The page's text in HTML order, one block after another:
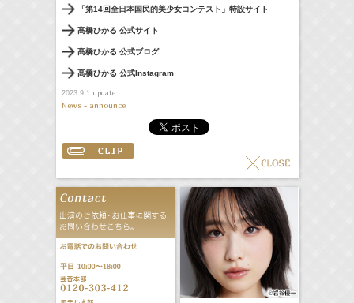
「第14回全日本国民的美少女コンテスト」特設サイト
髙橋ひかる 公式サイト
髙橋ひかる 公式ブログ
髙橋ひかる 公式Instagram
2023.9.1update
News - announce